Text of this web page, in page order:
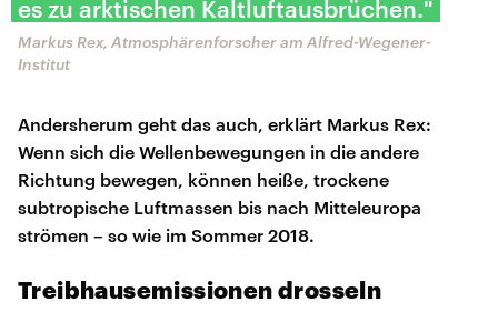
es zu arktischen Kaltluftausbrüchen."
Markus Rex, Atmosphärenforscher am Alfred-Wegener-
Institut
Andersherum geht das auch, erklärt Markus Rex:
Wenn sich die Wellenbewegungen in die andere
Richtung bewegen, können heiße, trockene
subtropische Luftmassen bis nach Mitteleuropa
strömen – so wie im Sommer 2018.
Treibhausemissionen drosseln